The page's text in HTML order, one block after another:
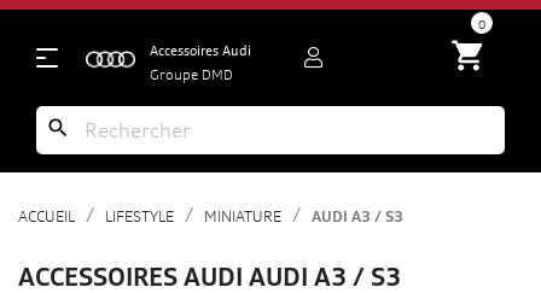
shopping_cart
0
Accessoires Audi
Groupe DMD
search
ACCUEIL LIFESTYLE MINIATURE AUDI A3 / S3
ACCESSOIRES AUDI AUDI A3 / S3